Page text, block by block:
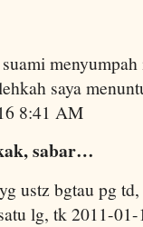
saya
8:41 AM
sabar…
ustz bgtau pg
lg, tk 2011-